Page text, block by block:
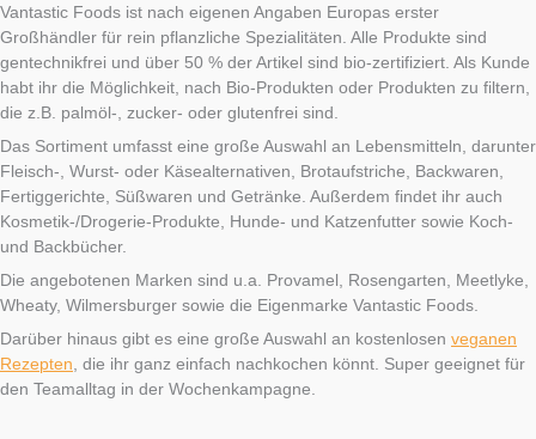
Vantastic Foods ist nach eigenen Angaben Europas erster
Großhändler für rein pflanzliche Spezialitäten. Alle Produkte sind
gentechnikfrei und über 50 % der Artikel sind bio-zertifiziert. Als Kunde
habt ihr die Möglichkeit, nach Bio-Produkten oder Produkten zu filtern,
die z.B. palmöl-, zucker- oder glutenfrei sind.
Das Sortiment umfasst eine große Auswahl an Lebensmitteln, darunter
Fleisch-, Wurst- oder Käsealternativen, Brotaufstriche, Backwaren,
Fertiggerichte, Süßwaren und Getränke. Außerdem findet ihr auch
Kosmetik-/Drogerie-Produkte, Hunde- und Katzenfutter sowie Koch-
und Backbücher.
Die angebotenen Marken sind u.a. Provamel, Rosengarten, Meetlyke,
Wheaty, Wilmersburger sowie die Eigenmarke Vantastic Foods.
Darüber hinaus gibt es eine große Auswahl an kostenlosen veganen
Rezepten , die ihr ganz einfach nachkochen könnt. Super geeignet für
den Teamalltag in der Wochenkampagne.